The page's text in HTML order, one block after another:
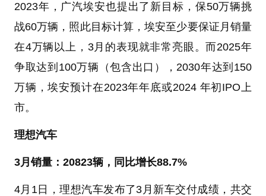
2023年，广汽埃安也提出了新目标，保50万辆挑
战60万辆，照此目标计算，埃安至少要保证月销量
在4万辆以上，3月的表现就非常亮眼。而2025年
争取达到100万辆（包含出口），2030年达到150
万辆，埃安预计在2023年年底或2024 年初IPO上
市。
理想汽车
3月销量：20823辆，同比增长88.7%
4月1日，理想汽车发布了3月新车交付成绩，共交